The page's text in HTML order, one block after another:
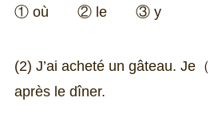
① où ② le ③ y
(2) J’ai acheté un gâteau. Je
après le dîner.